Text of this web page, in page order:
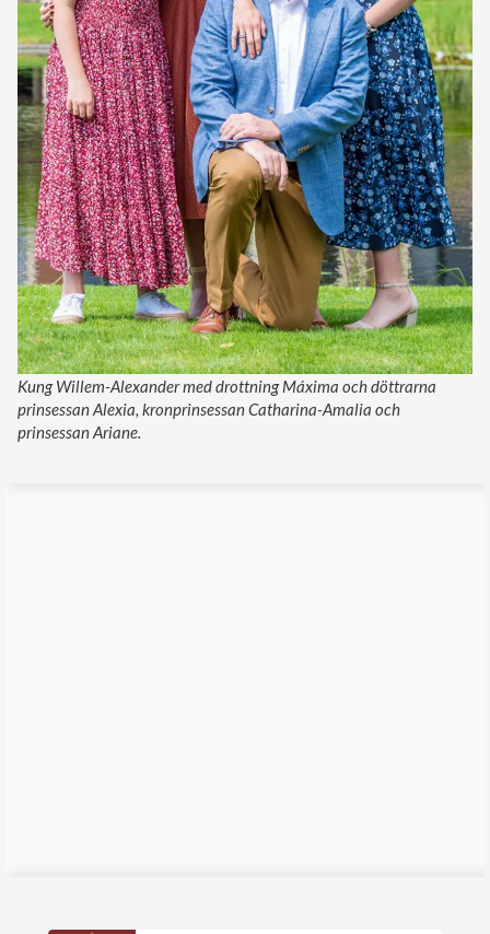
Kung Willem-Alexander med drottning Máxima och döttrarna
prinsessan Alexia, kronprinsessan Catharina-Amalia och
prinsessan Ariane.